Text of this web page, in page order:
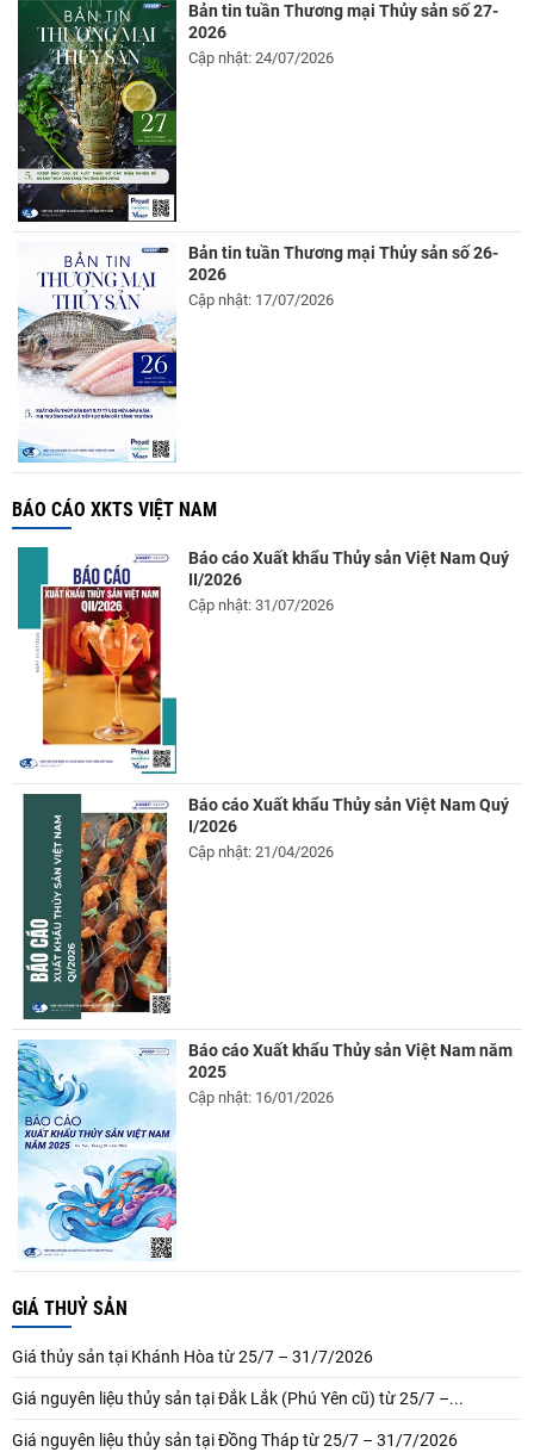
Bản tin tuần Thương mại Thủy sản số 27-
2026
Cập nhật: 24/07/2026
Bản tin tuần Thương mại Thủy sản số 26-
2026
Cập nhật: 17/07/2026
BÁO CÁO XKTS VIỆT NAM
Báo cáo Xuất khẩu Thủy sản Việt Nam Quý
II/2026
Cập nhật: 31/07/2026
Báo cáo Xuất khẩu Thủy sản Việt Nam Quý
I/2026
Cập nhật: 21/04/2026
Báo cáo Xuất khẩu Thủy sản Việt Nam năm
2025
Cập nhật: 16/01/2026
GIÁ THUỶ SẢN
Giá thủy sản tại Khánh Hòa từ 25/7 – 31/7/2026
Giá nguyên liệu thủy sản tại Đắk Lắk (Phú Yên cũ) từ 25/7 –...
Giá nguyên liệu thủy sản tại Đồng Tháp từ 25/7 – 31/7/2026